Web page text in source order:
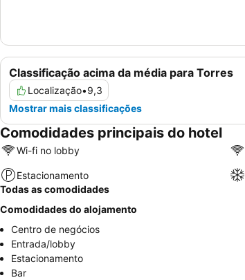
Classificação acima da média para Torres
Localização•9,3
Mostrar mais classificações
Comodidades principais do hotel
Wi-fi no lobby
Estacionamento
Todas as comodidades
Comodidades do alojamento
Centro de negócios
Entrada/lobby
Estacionamento
Bar